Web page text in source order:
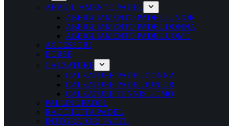
ABBIGLIAMENTO PADEL
ABBIGLIAMENTO PADEL JUNIOR
ABBIGLIAMENTO PADEL DONNA
ABBIGLIAMENTO PADEL UOMO
ACCESSORI
BORSE
CALZATURE
CALZATURE PADEL DONNA
CALZATURE PADEL JUNIOR
CALZATURE TENNIS UOMO
PALLINE PADEL
RACCHETTA PADEL
INTEGRATORI PADEL